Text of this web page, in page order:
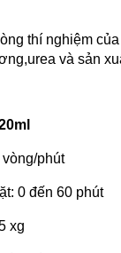
thí nghiệm
và sản
phút
0 đến 60 phút
xg